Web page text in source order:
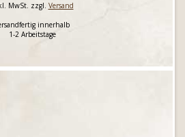
MwSt. zzgl. Versand
innerhalb
1-2 Arbeitstage